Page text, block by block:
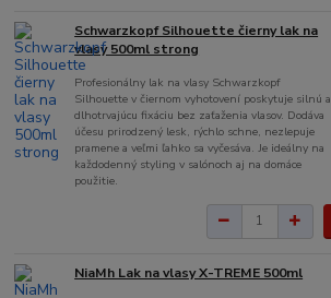
Schwarzkopf Silhouette čierny lak na
vlasy 500ml strong
Profesionálny lak na vlasy Schwarzkopf
Silhouette v čiernom vyhotovení poskytuje silnú a
dlhotrvajúcu fixáciu bez zaťaženia vlasov. Dodáva
účesu prirodzený lesk, rýchlo schne, nezlepuje
pramene a veľmi ľahko sa vyčesáva. Je ideálny na
každodenný styling v salónoch aj na domáce
použitie.
NiaMh Lak na vlasy X-TREME 500ml